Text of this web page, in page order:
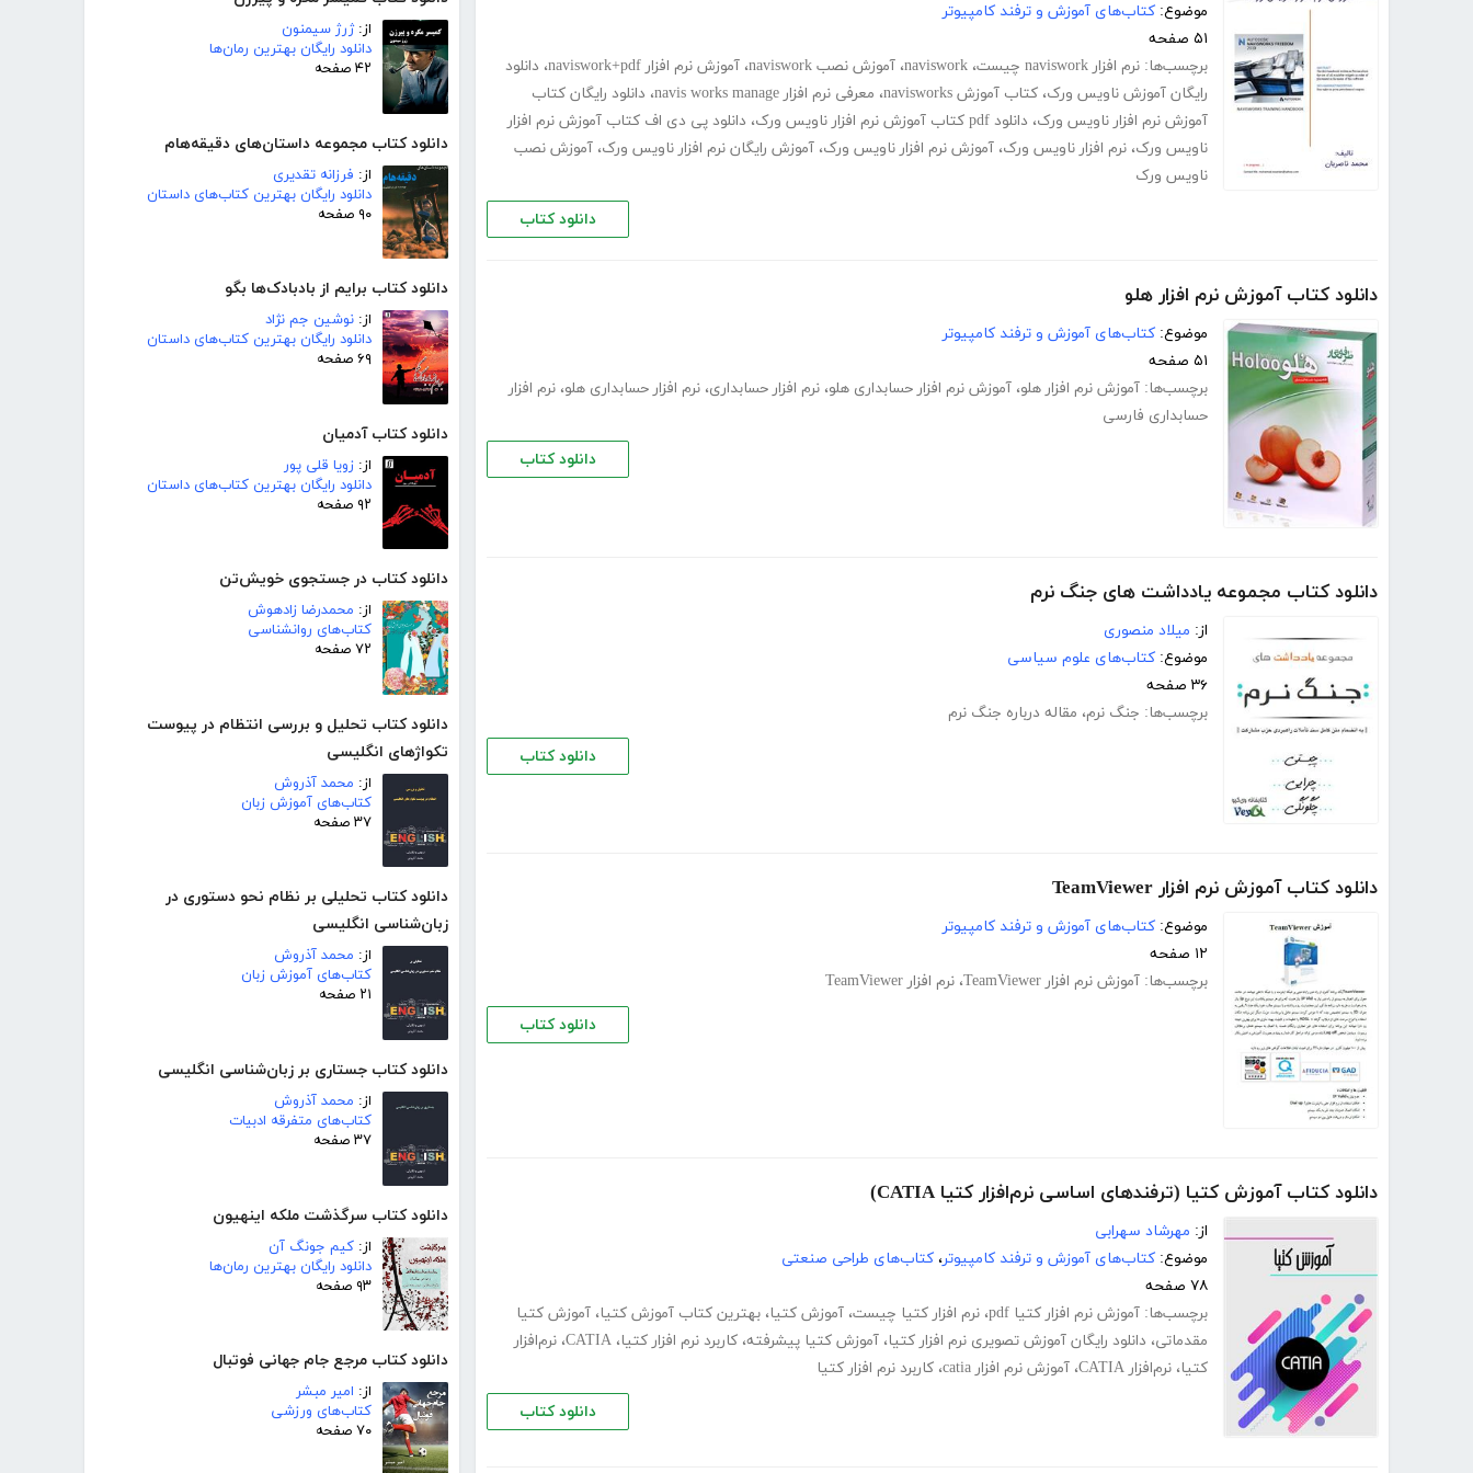
از:ژرژ سیمنون
دانلود رایگان بهترین رمان‌ها
۴۲ صفحه
دانلود کتاب مجموعه داستان‌های دقیقه‌هام
از: فرزانه تقدیری
دانلود رایگان بهترین کتاب‌های داستان
۹۰ صفحه
دانلود کتاب برایم از بادبادک‌ها بگو
از: نوشین جم نژاد
دانلود رایگان بهترین کتاب‌های داستان
۶۹ صفحه
دانلود کتاب آدمیان
از: زویا قلی پور
دانلود رایگان بهترین کتاب‌های داستان
۹۲ صفحه
دانلود کتاب در جستجوی خویش‌تن
از: محمدرضا زادهوش
کتاب‌های روانشناسی
۷۲ صفحه
دانلود کتاب تحلیل و بررسی انتظام در پیوست
تکواژهای انگلیسی
از: محمد آذروش
کتاب‌های آموزش زبان
۳۷ صفحه
دانلود کتاب تحلیلی بر نظام نحو دستوری در
زبان‌شناسی انگلیسی
از: محمد آذروش
کتاب‌های آموزش زبان
۲۱ صفحه
دانلود کتاب جستاری بر زبان‌شناسی انگلیسی
از: محمد آذروش
کتاب‌های متفرقه ادبیات
۳۷ صفحه
دانلود کتاب سرگذشت ملکه اینهیون
از: کیم جونگ آن
دانلود رایگان بهترین رمان‌ها
۹۳ صفحه
دانلود کتاب مرجع جام جهانی فوتبال
از: امیر مبشر
کتاب‌های ورزشی
۷۰ صفحه
موضوع: کتاب‌های آموزش و ترفند کامپیوتر
۵۱ صفحه
برچسب‌ها: نرم افزار naviswork چیست ، naviswork، آموزش نصب naviswork ، آموزش نرم افزار naviswork+pdf ، دانلود
رایگان آموزش ناویس ورک، کتاب آموزش navisworks ، معرفی نرم افزار navis works manage ، دانلود رایگان کتاب
آموزش نرم افزار ناویس ورک، دانلود pdf کتاب آموزش نرم افزار ناویس ورک ، دانلود پی دی اف کتاب آموزش نرم افزار
ناویس ورک، نرم افزار ناویس ورک، آموزش نرم افزار ناویس ورک، آموزش رایگان نرم افزار ناویس ورک، آموزش نصب
ناویس ورک
دانلود کتاب
دانلود کتاب آموزش نرم افزار هلو
موضوع: کتاب‌های آموزش و ترفند کامپیوتر
۵۱ صفحه
برچسب‌ها: آموزش نرم افزار هلو، آموزش نرم افزار حسابداری هلو، نرم افزار حسابداری، نرم افزار حسابداری هلو، نرم افزار
حسابداری فارسی
دانلود کتاب
دانلود کتاب مجموعه یادداشت های جنگ نرم
از: میلاد منصوری
موضوع: کتاب‌های علوم سیاسی
۳۶ صفحه
برچسب‌ها: جنگ نرم، مقاله درباره جنگ نرم
دانلود کتاب
دانلود کتاب آموزش نرم افزار TeamViewer
موضوع: کتاب‌های آموزش و ترفند کامپیوتر
۱۲ صفحه
برچسب‌ها: آموزش نرم افزار TeamViewer ، نرم افزار TeamViewer
دانلود کتاب
دانلود کتاب آموزش کتیا (ترفندهای اساسی نرم‌افزار کتیا CATIA)
از: مهرشاد سهرابی
موضوع: کتاب‌های آموزش و ترفند کامپیوتر، کتاب‌های طراحی صنعتی
۷۸ صفحه
برچسب‌ها: آموزش نرم افزار کتیا pdf ، نرم افزار کتیا چیست، آموزش کتیا، بهترین کتاب آموزش کتیا، آموزش کتیا
مقدماتی، دانلود رایگان آموزش تصویری نرم افزار کتیا، آموزش کتیا پیشرفته، کاربرد نرم افزار کتیا، CATIA، نرم‌افزار
کتیا، نرم‌افزار CATIA ، آموزش نرم افزار catia ، کاربرد نرم افزار کتیا
دانلود کتاب